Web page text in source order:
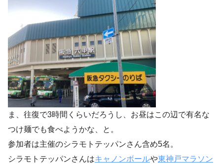
ま、往復で3時間くらいだろうし、お昼はこの辺で有名な
つけ麺でも食べようかな、と。
参加者は主催のシラモトテッパンさん含め5名。
シラモトテッパンさんはキャノンボールや東神戸マラソン